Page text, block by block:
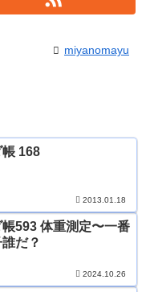
miyanomayu
168
2013.01.18
593 体重測定〜一番
だ？
2024.10.26